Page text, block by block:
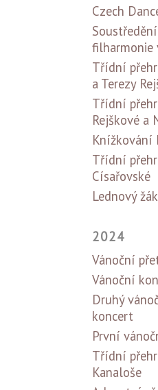
Czech
filharmonie
Třídní
a Terezy
Třídní
Rejškové a
Knížkování
Třídní
Císařovské
Lednový
2024
Vánoční
Vánoční
Druhý
koncert
První
Třídní
Kanaloše